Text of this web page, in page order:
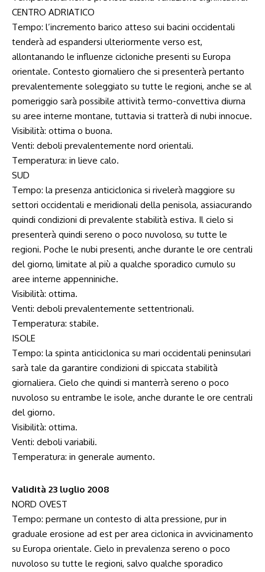
CENTRO ADRIATICO
Tempo: l’incremento barico atteso sui bacini occidentali
tenderà ad espandersi ulteriormente verso est,
allontanando le influenze cicloniche presenti su Europa
orientale. Contesto giornaliero che si presenterà pertanto
prevalentemente soleggiato su tutte le regioni, anche se al
pomeriggio sarà possibile attività termo-convettiva diurna
su aree interne montane, tuttavia si tratterà di nubi innocue.
Visibilità: ottima o buona.
Venti: deboli prevalentemente nord orientali.
Temperatura: in lieve calo.
SUD
Tempo: la presenza anticiclonica si rivelerà maggiore su
settori occidentali e meridionali della penisola, assiacurando
quindi condizioni di prevalente stabilità estiva. Il cielo si
presenterà quindi sereno o poco nuvoloso, su tutte le
regioni. Poche le nubi presenti, anche durante le ore centrali
del giorno, limitate al più a qualche sporadico cumulo su
aree interne appenniniche.
Visibilità: ottima.
Venti: deboli prevalentemente settentrionali.
Temperatura: stabile.
ISOLE
Tempo: la spinta anticiclonica su mari occidentali peninsulari
sarà tale da garantire condizioni di spiccata stabilità
giornaliera. Cielo che quindi si manterrà sereno o poco
nuvoloso su entrambe le isole, anche durante le ore centrali
del giorno.
Visibilità: ottima.
Venti: deboli variabili.
Temperatura: in generale aumento.
Validità 23 luglio 2008
NORD OVEST
Tempo: permane un contesto di alta pressione, pur in
graduale erosione ad est per area ciclonica in avvicinamento
su Europa orientale. Cielo in prevalenza sereno o poco
nuvoloso su tutte le regioni, salvo qualche sporadico